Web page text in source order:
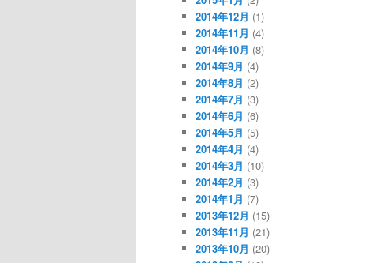
2014年12月 (1)
2014年11月 (4)
2014年10月 (8)
2014年9月 (4)
2014年8月 (2)
2014年7月 (3)
2014年6月 (6)
2014年5月 (5)
2014年4月 (4)
2014年3月 (10)
2014年2月 (3)
2014年1月 (7)
2013年12月 (15)
2013年11月 (21)
2013年10月 (20)